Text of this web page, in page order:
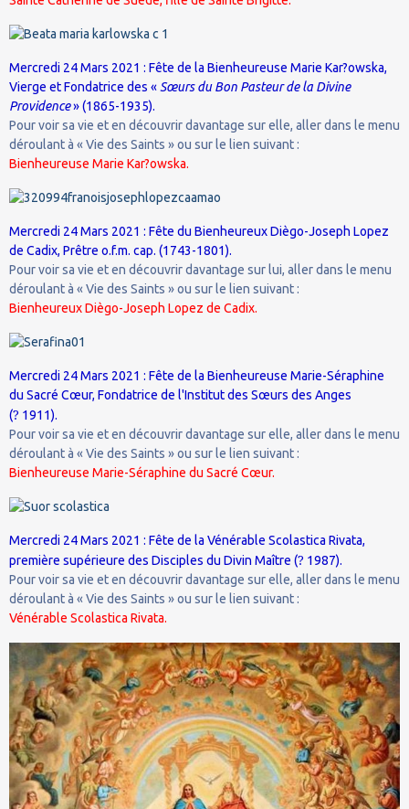
Mercredi 24 Mars 2021 : Fête de la Bienheureuse Marie Kar?owska,
Vierge et Fondatrice des « Sœurs du Bon Pasteur de la Divine
Providence» (1865-1935).
Pour voir sa vie et en découvrir davantage sur elle, aller dans le menu
déroulant à « Vie des Saints » ou sur le lien suivant :
Bienheureuse Marie Kar?owska.
Mercredi 24 Mars 2021 : Fête du Bienheureux Diègo-Joseph Lopez
de Cadix, Prêtre o.f.m. cap. (1743-1801).
Pour voir sa vie et en découvrir davantage sur lui, aller dans le menu
déroulant à « Vie des Saints » ou sur le lien suivant :
Bienheureux Diègo-Joseph Lopez de Cadix.
Mercredi 24 Mars 2021 : Fête de la Bienheureuse Marie-Séraphine
du Sacré Cœur, Fondatrice de l'Institut des Sœurs des Anges
(? 1911).
Pour voir sa vie et en découvrir davantage sur elle, aller dans le menu
déroulant à « Vie des Saints » ou sur le lien suivant :
Bienheureuse Marie-Séraphine du Sacré Cœur.
Mercredi 24 Mars 2021 : Fête de la Vénérable Scolastica Rivata,
première supérieure des Disciples du Divin Maître (? 1987).
Pour voir sa vie et en découvrir davantage sur elle, aller dans le menu
déroulant à « Vie des Saints » ou sur le lien suivant :
Vénérable Scolastica Rivata.